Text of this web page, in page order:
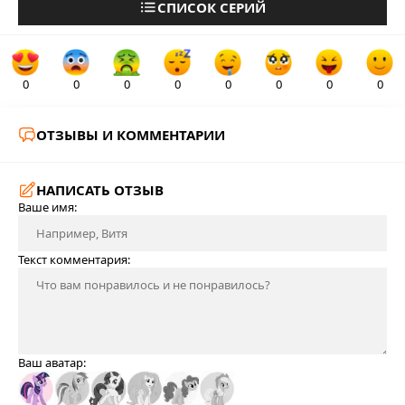
СПИСОК СЕРИЙ
0 0 0 0 0 0 0 0
ОТЗЫВЫ И КОММЕНТАРИИ
НАПИСАТЬ ОТЗЫВ
Ваше имя:
Текст комментария:
Ваш аватар: